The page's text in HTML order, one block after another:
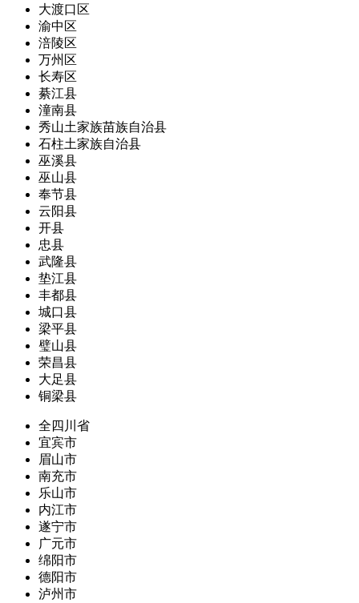
大渡口区
渝中区
涪陵区
万州区
长寿区
綦江县
潼南县
秀山土家族苗族自治县
石柱土家族自治县
巫溪县
巫山县
奉节县
云阳县
开县
忠县
武隆县
垫江县
丰都县
城口县
梁平县
璧山县
荣昌县
大足县
铜梁县
全四川省
宜宾市
眉山市
南充市
乐山市
内江市
遂宁市
广元市
绵阳市
德阳市
泸州市